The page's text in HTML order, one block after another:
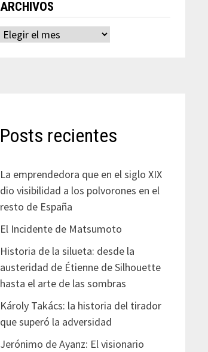
ARCHIVOS
Archivos
Posts recientes
La emprendedora que en el siglo XIX
dio visibilidad a los polvorones en el
resto de España
El Incidente de Matsumoto
Historia de la silueta: desde la
austeridad de Étienne de Silhouette
hasta el arte de las sombras
Károly Takács: la historia del tirador
que superó la adversidad
Jerónimo de Ayanz: El visionario